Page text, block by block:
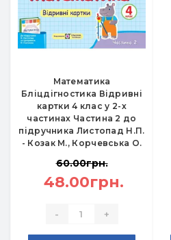
Математика
Бліцдігностика Відривні
картки 4 клас у 2-х
частинах Частина 2 до
підручника Листопад Н.П.
- Козак М., Корчевська О.
60.00грн.
48.00грн.
- +